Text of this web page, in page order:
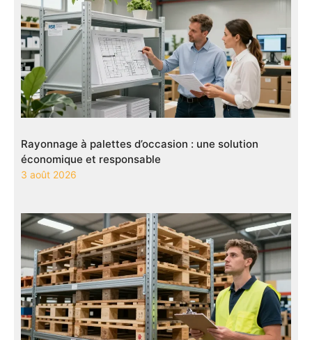
Rayonnage à palettes d’occasion : une solution
économique et responsable
3 août 2026